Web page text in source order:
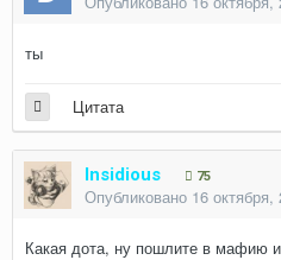
ты
Цитата
Insidious 75
Опубликовано 16 октября,
Какая дота, ну пошлите в мафию